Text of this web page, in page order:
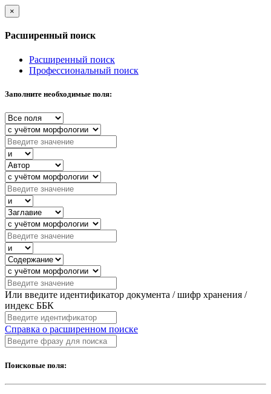
×
Расширенный поиск
Расширенный поиск
Профессиональный поиск
Заполните необходимые поля:
Или введите идентификатор документа / шифр хранения /
индекс ББК
Справка о расширенном поиске
Поисковые поля: